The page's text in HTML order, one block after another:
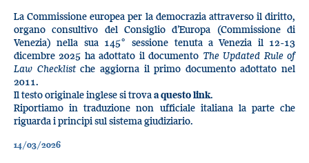
La Commissione europea per la democrazia attraverso il diritto,
organo consultivo del Consiglio d’Europa (Commissione di
Venezia) nella sua 145° sessione tenuta a Venezia il 12-13
dicembre 2025 ha adottato il documento The Updated Rule of
Law Checklistche aggiorna il primo documento adottato nel
2011.
Il testo originale inglese si trovaa questo link.
Riportiamo in traduzione non ufficiale italiana la parte che
riguarda i principi sul sistema giudiziario.
14/03/2026